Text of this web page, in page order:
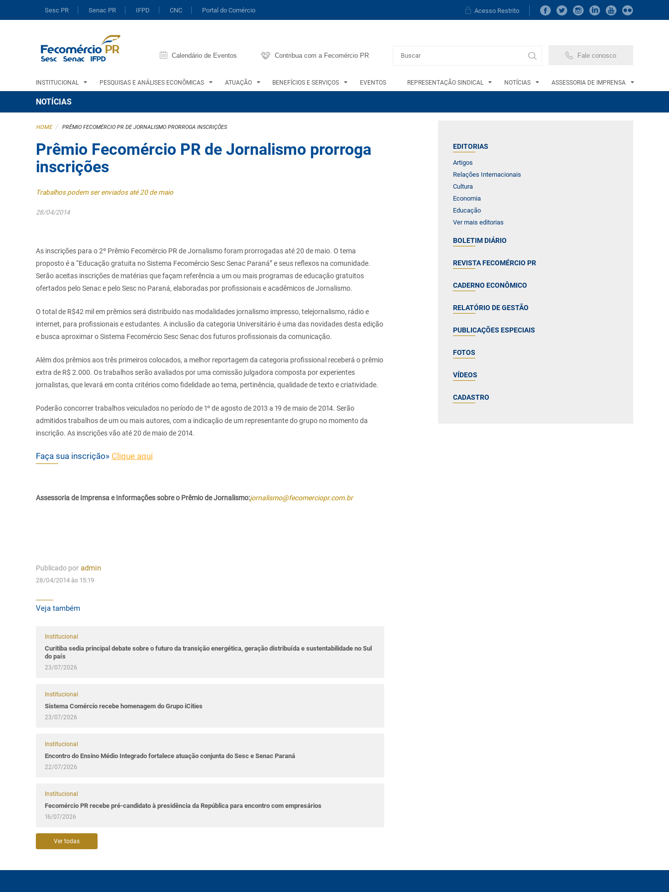
Sesc PR Senac PR IFPD CNC Portal do Comércio Acesso Restrito
Calendário de Eventos Contribua com a Fecomércio PR Fale conosco
INSTITUCIONAL PESQUISAS E ANÁLISES ECONÔMICAS ATUAÇÃO BENEFÍCIOS E SERVIÇOS EVENTOS REPRESENTAÇÃO SINDICAL NOTÍCIAS ASSESSORIA DE IMPRENSA
NOTÍCIAS
EDITORIAS
Artigos
Relações Internacionais
Cultura
Economia
Educação
Ver mais editorias
BOLETIM DIÁRIO
REVISTA FECOMÉRCIO PR
CADERNO ECONÔMICO
RELATÓRIO DE GESTÃO
PUBLICAÇÕES ESPECIAIS
FOTOS
VÍDEOS
CADASTRO
HOME / PRÊMIO FECOMÉRCIO PR DE JORNALISMO PRORROGA INSCRIÇÕES
Prêmio Fecomércio PR de Jornalismo prorroga
inscrições
Trabalhos podem ser enviados até 20 de maio
28/04/2014
As inscrições para o 2º Prêmio Fecomércio PR de Jornalismo foram prorrogadas até 20 de maio. O tema
proposto é a “Educação gratuita no Sistema Fecomércio Sesc Senac Paraná” e seus reflexos na comunidade.
Serão aceitas inscrições de matérias que façam referência a um ou mais programas de educação gratuitos
ofertados pelo Senac e pelo Sesc no Paraná, elaboradas por profissionais e acadêmicos de Jornalismo.
O total de R$42 mil em prêmios será distribuído nas modalidades jornalismo impresso, telejornalismo, rádio e
internet, para profissionais e estudantes. A inclusão da categoria Universitário é uma das novidades desta edição
e busca aproximar o Sistema Fecomércio Sesc Senac dos futuros profissionais da comunicação.
Além dos prêmios aos três primeiros colocados, a melhor reportagem da categoria profissional receberá o prêmio
extra de R$ 2.000. Os trabalhos serão avaliados por uma comissão julgadora composta por experientes
jornalistas, que levará em conta critérios como fidelidade ao tema, pertinência, qualidade de texto e criatividade.
Poderão concorrer trabalhos veiculados no período de 1º de agosto de 2013 a 19 de maio de 2014. Serão
admitidos trabalhos de um ou mais autores, com a indicação de um representante do grupo no momento da
inscrição. As inscrições vão até 20 de maio de 2014.
Faça sua inscrição» Clique aqui
Assessoria de Imprensa e Informações sobre o Prêmio de Jornalismo:jornalismo@fecomerciopr.com.br
Publicado por admin
28/04/2014 às 15:19
Veja também
Institucional
Curitiba sedia principal debate sobre o futuro da transição energética, geração distribuída e sustentabilidade no Sul
do país
23/07/2026
Institucional
Sistema Comércio recebe homenagem do Grupo iCities
23/07/2026
Institucional
Encontro do Ensino Médio Integrado fortalece atuação conjunta do Sesc e Senac Paraná
22/07/2026
Institucional
Fecomércio PR recebe pré-candidato à presidência da República para encontro com empresários
16/07/2026
Ver todas